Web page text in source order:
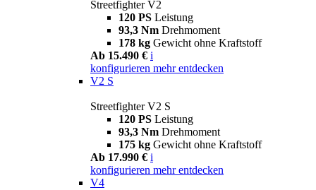
Streetfighter V2
120 PS Leistung
93,3 Nm Drehmoment
178 kg Gewicht ohne Kraftstoff
Ab 15.490 € i
konfigurieren mehr entdecken
V2 S
Streetfighter V2 S
120 PS Leistung
93,3 Nm Drehmoment
175 kg Gewicht ohne Kraftstoff
Ab 17.990 € i
konfigurieren mehr entdecken
V4